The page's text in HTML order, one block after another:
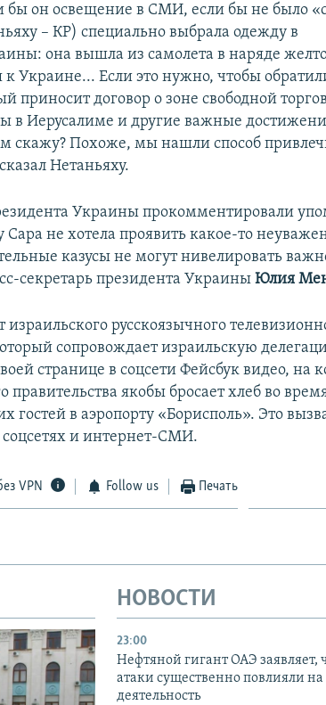
бы он освещение в СМИ, если бы не было
– КР) специально выбрала одежду в
она вышла из самолета в наряде
Украине... Если это нужно, чтобы
приносит договор о зоне свободной
в Иерусалиме и другие важные
скажу? Похоже, мы нашли способ
Нетаньяху.
Украины прокомментировали
не хотела проявить какое-то
казусы не могут нивелировать
секретарь президента УкраиныЮлия
израильского русскоязычного
сопровождает израильскую
странице в соцсети Фейсбук видео, на
правительства якобы бросает хлеб во
гостей в аэропорту «Борисполь». Это
и интернет-СМИ.
VPN Follow us Печать
НОВОСТИ
23:00
Нефтяной гигант ОАЭ заявляет,
атаки существенно повлияли на
деятельность